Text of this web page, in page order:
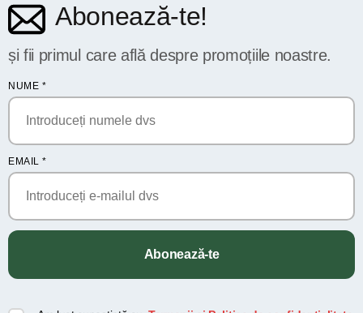
Abonează-te!
și fii primul care află despre promoțiile noastre.
NUME *
EMAIL *
Abonează-te